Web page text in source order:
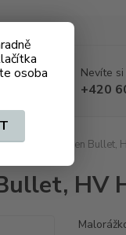
osoba
Nevíte
+420
Golden Bullet,
HV